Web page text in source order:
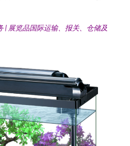
| 展览品国际运输、报关、仓储及